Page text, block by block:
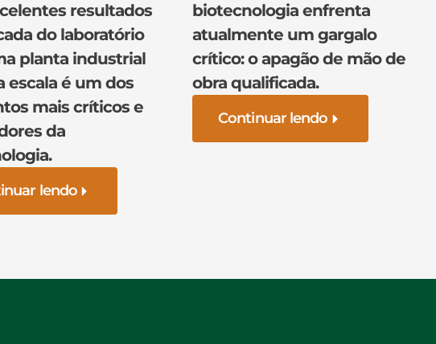
resultados
do laboratório
planta industrial
escala é um dos
mais críticos e
da
lendo
biotecnologia enfrenta
atualmente um gargalo
crítico: o apagão de mão de
obra qualificada.
Continuar lendo